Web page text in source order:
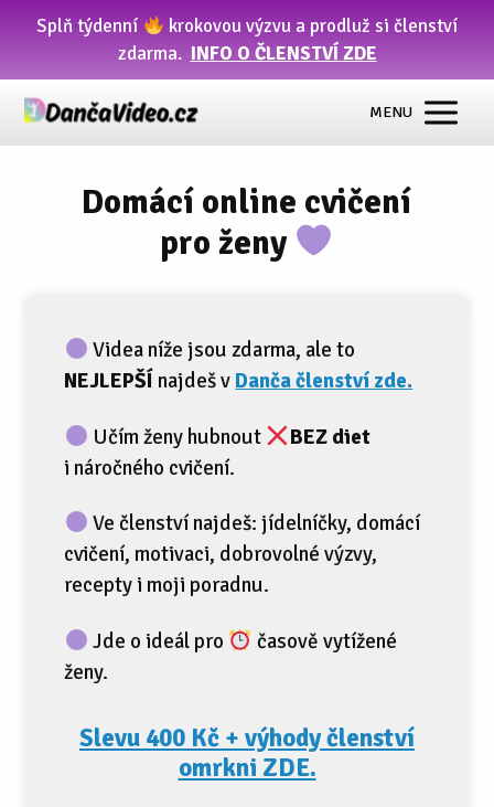
Splň týdenní
krokovou výzvu a prodluž si členství
zdarma. INFO O ČLENSTVÍ ZDE
MENU
Domácí online cvičení
pro ženy
Videa níže jsou zdarma, ale to
NEJLEPŠÍ najdeš v Danča členství zde.
Učím ženy hubnout
BEZ diet
i náročného cvičení.
Ve členství najdeš: jídelníčky, domácí
cvičení, motivaci, dobrovolné výzvy,
recepty i moji poradnu.
Jde o ideál pro
časově vytížené
ženy.
Slevu 400 Kč + výhody členství
omrkni ZDE.